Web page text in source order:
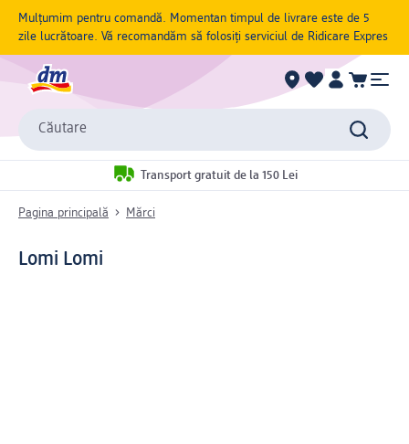
Mulțumim pentru comandă. Momentan timpul de livrare este de 5
zile lucrătoare. Vă recomandăm să folosiți serviciul de Ridicare Expres
Căutare
Transport gratuit de la 150 Lei
Pagina principală Mărci
Lomi Lomi